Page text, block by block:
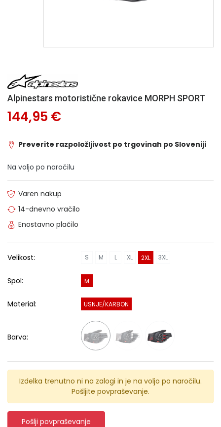
Alpinestars motoristične rokavice MORPH SPORT
144,95 €
Preverite razpoložljivost po trgovinah po Sloveniji
Na voljo po naročilu
Varen nakup
14-dnevno vračilo
Enostavno plačilo
Velikost: S M L XL 2XL 3XL
Spol: M
Material: USNJE/KARBON
Barva:
Izdelka trenutno ni na zalogi in je na voljo po naročilu.
Pošljite povpraševanje.
Pošlji povpraševanje